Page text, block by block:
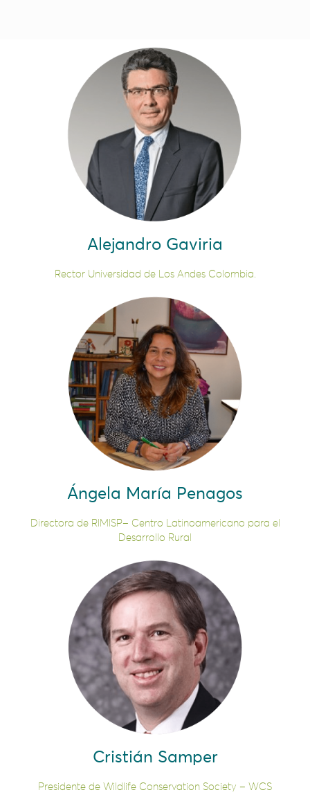
Alejandro Gaviria
Rector Universidad de Los Andes Colombia.
Ángela María Penagos
Directora de RIMISP– Centro Latinoamericano para el
Desarrollo Rural
Cristián Samper
Presidente de Wildlife Conservation Society – WCS